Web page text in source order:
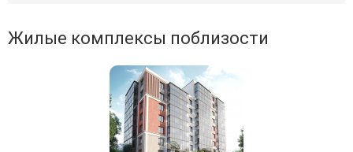
Жилые комплексы поблизости